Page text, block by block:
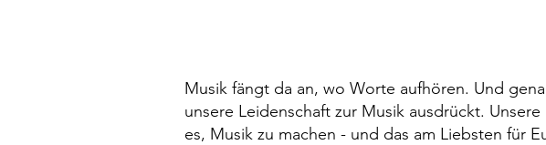
Musik fängt da an, wo Worte aufhören. Und
unsere Leidenschaft zur Musik ausdrückt.
es, Musik zu machen - und das am Liebsten für